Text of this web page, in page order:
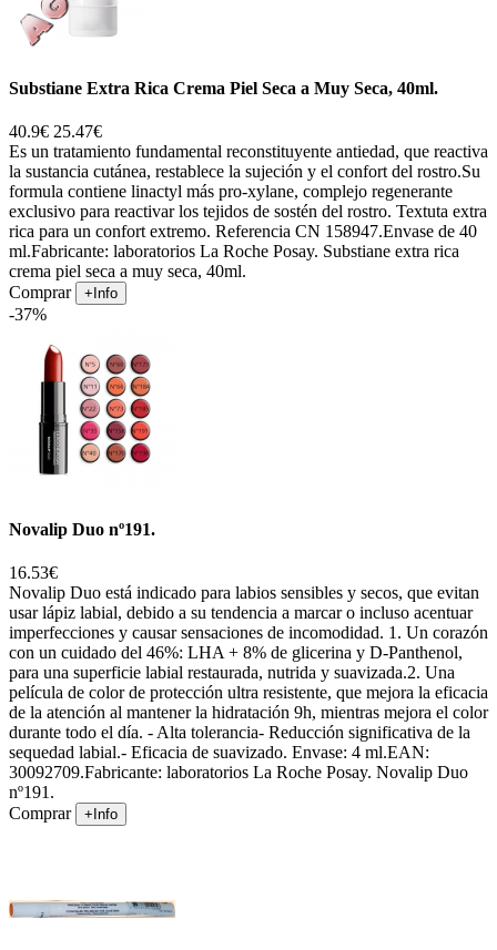
Substiane Extra Rica Crema Piel Seca a Muy Seca, 40ml.
40.9€ 25.47€
Es un tratamiento fundamental reconstituyente antiedad, que reactiva
la sustancia cutánea, restablece la sujeción y el confort del rostro.Su
formula contiene linactyl más pro-xylane, complejo regenerante
exclusivo para reactivar los tejidos de sostén del rostro. Textuta extra
rica para un confort extremo. Referencia CN 158947.Envase de 40
ml.Fabricante: laboratorios La Roche Posay. Substiane extra rica
crema piel seca a muy seca, 40ml.
Comprar
+Info
-37%
Novalip Duo nº191.
16.53€
Novalip Duo está indicado para labios sensibles y secos, que evitan
usar lápiz labial, debido a su tendencia a marcar o incluso acentuar
imperfecciones y causar sensaciones de incomodidad. 1. Un corazón
con un cuidado del 46%: LHA + 8% de glicerina y D-Panthenol,
para una superficie labial restaurada, nutrida y suavizada.2. Una
película de color de protección ultra resistente, que mejora la eficacia
de la atención al mantener la hidratación 9h, mientras mejora el color
durante todo el día. - Alta tolerancia- Reducción significativa de la
sequedad labial.- Eficacia de suavizado. Envase: 4 ml.EAN:
30092709.Fabricante: laboratorios La Roche Posay. Novalip Duo
nº191.
Comprar
+Info